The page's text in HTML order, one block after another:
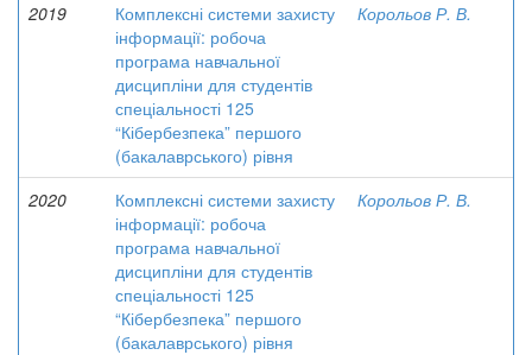
2019
Комплексні системи захисту
інформації: робоча
програма навчальної
дисципліни для студентів
спеціальності 125
“Кібербезпека” першого
(бакалаврського) рівня
Корольов Р. В.
2020
Комплексні системи захисту
інформації: робоча
програма навчальної
дисципліни для студентів
спеціальності 125
“Кібербезпека” першого
(бакалаврського) рівня
Корольов Р. В.